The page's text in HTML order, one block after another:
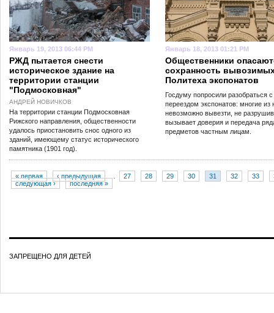
Январь 19, 2013 06:44 PM
РЖД пытается снести
историческое здание на
территории станции
"Подмосковная"
АНДРЕЙ НОВИЧКОВ
На территории станции Подмосковная
Рижского направления, общественности
удалось приостановить снос одного из
зданий, имеющему статус исторического
памятника (1901 год).
Январь 18, 2013 01:21 PM
Общественники
сохранность
Политеха экспонатов
Госдуму попросили разобраться с
переездом экспонатов: многие из
невозможно вывезти, не
вызывает доверия и передача
предметов частным лицам.
« первая ‹ предыдущая 27 28 29 30 31 32 33
следующая ›
последняя »
ЗАПРЕЩЕНО ДЛЯ ДЕТЕЙ